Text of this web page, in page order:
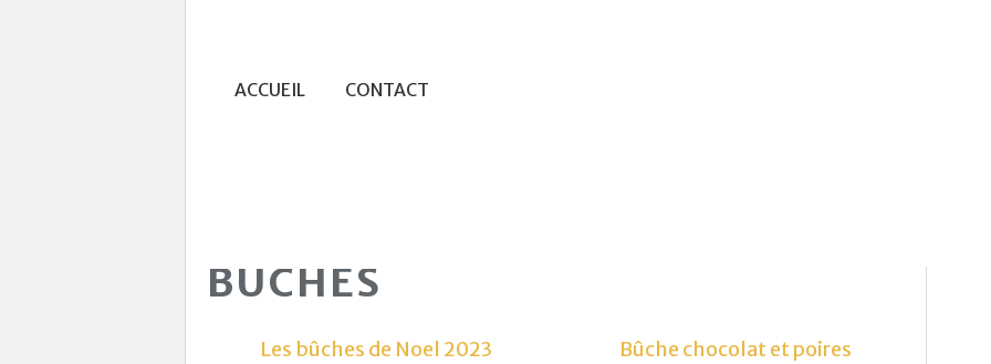
ACCUEIL CONTACT
BUCHES
Les bûches de Noel 2023 Bûche chocolat et poires